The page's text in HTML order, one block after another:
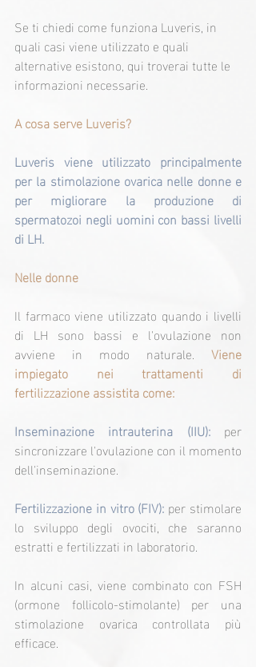
Se ti chiedi come funziona Luveris, in
quali casi viene utilizzato e quali
alternative esistono, qui troverai tutte le
informazioni necessarie.
A cosa serve Luveris?
Luveris viene utilizzato principalmente
per la stimolazione ovarica nelle donne e
per migliorare la produzione di
spermatozoi negli uomini con bassi livelli
di LH.
Nelle donne
Il farmaco viene utilizzato quando i livelli
di LH sono bassi e l'ovulazione non
avviene in modo naturale. Viene
impiegato nei trattamenti di
fertilizzazione assistita come:
Inseminazione intrauterina (IIU): per
sincronizzare l'ovulazione con il momento
dell'inseminazione.
Fertilizzazione in vitro (FIV): per stimolare
lo sviluppo degli ovociti, che saranno
estratti e fertilizzati in laboratorio.
In alcuni casi, viene combinato con FSH
(ormone follicolo-stimolante) per una
stimolazione ovarica controllata più
efficace.